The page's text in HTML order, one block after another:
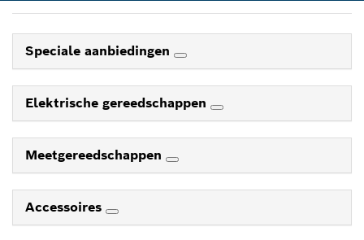
Speciale aanbiedingen
Elektrische gereedschappen
Meetgereedschappen
Accessoires